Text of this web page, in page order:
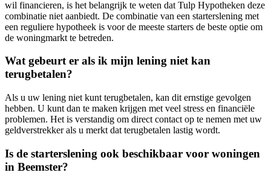
wil financieren, is het belangrijk te weten dat Tulp Hypotheken deze
combinatie niet aanbiedt. De combinatie van een starterslening met
een reguliere hypotheek is voor de meeste starters de beste optie om
de woningmarkt te betreden.
Wat gebeurt er als ik mijn lening niet kan
terugbetalen?
Als u uw lening niet kunt terugbetalen, kan dit ernstige gevolgen
hebben. U kunt dan te maken krijgen met veel stress en financiële
problemen. Het is verstandig om direct contact op te nemen met uw
geldverstrekker als u merkt dat terugbetalen lastig wordt.
Is de starterslening ook beschikbaar voor woningen
in Beemster?